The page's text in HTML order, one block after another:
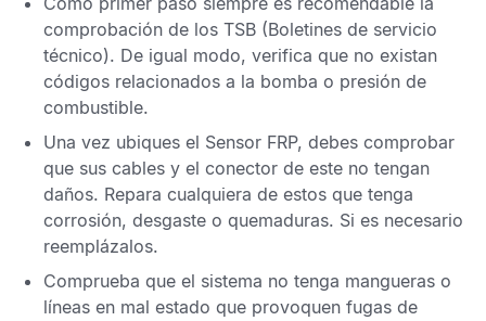
comprobación de los TSB (Boletines de servicio
técnico). De igual modo, verifica que no existan
códigos relacionados a la bomba o presión de
combustible.
Una vez ubiques el Sensor FRP, debes comprobar
que sus cables y el conector de este no tengan
daños. Repara cualquiera de estos que tenga
corrosión, desgaste o quemaduras. Si es necesario
reemplázalos.
Comprueba que el sistema no tenga mangueras o
líneas en mal estado que provoquen fugas de